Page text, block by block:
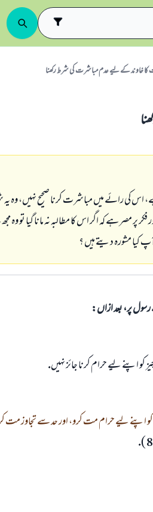
خاوند كے ليے عدم مباشرت كى شرط ركھنا
اس كى رائے ميں مباشرت كرنا صحيح نہيں، وہ
مصر ہے كہ اگر اس كا مطالبہ نہ مانا گيا تو وہ
كيا مشورہ ديتے ہيں ؟
رسول پر، بعد ازاں:
اپنے ليے حرام كرنا جائز نہيں.
اپنے ليے حرام مت كرو، اور حد سے تجاوز مت كرو